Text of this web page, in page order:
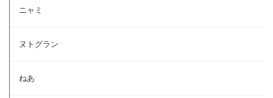
ニャミ
ヌトグラン
ねあ